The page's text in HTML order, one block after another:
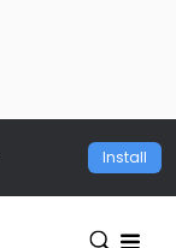
Install